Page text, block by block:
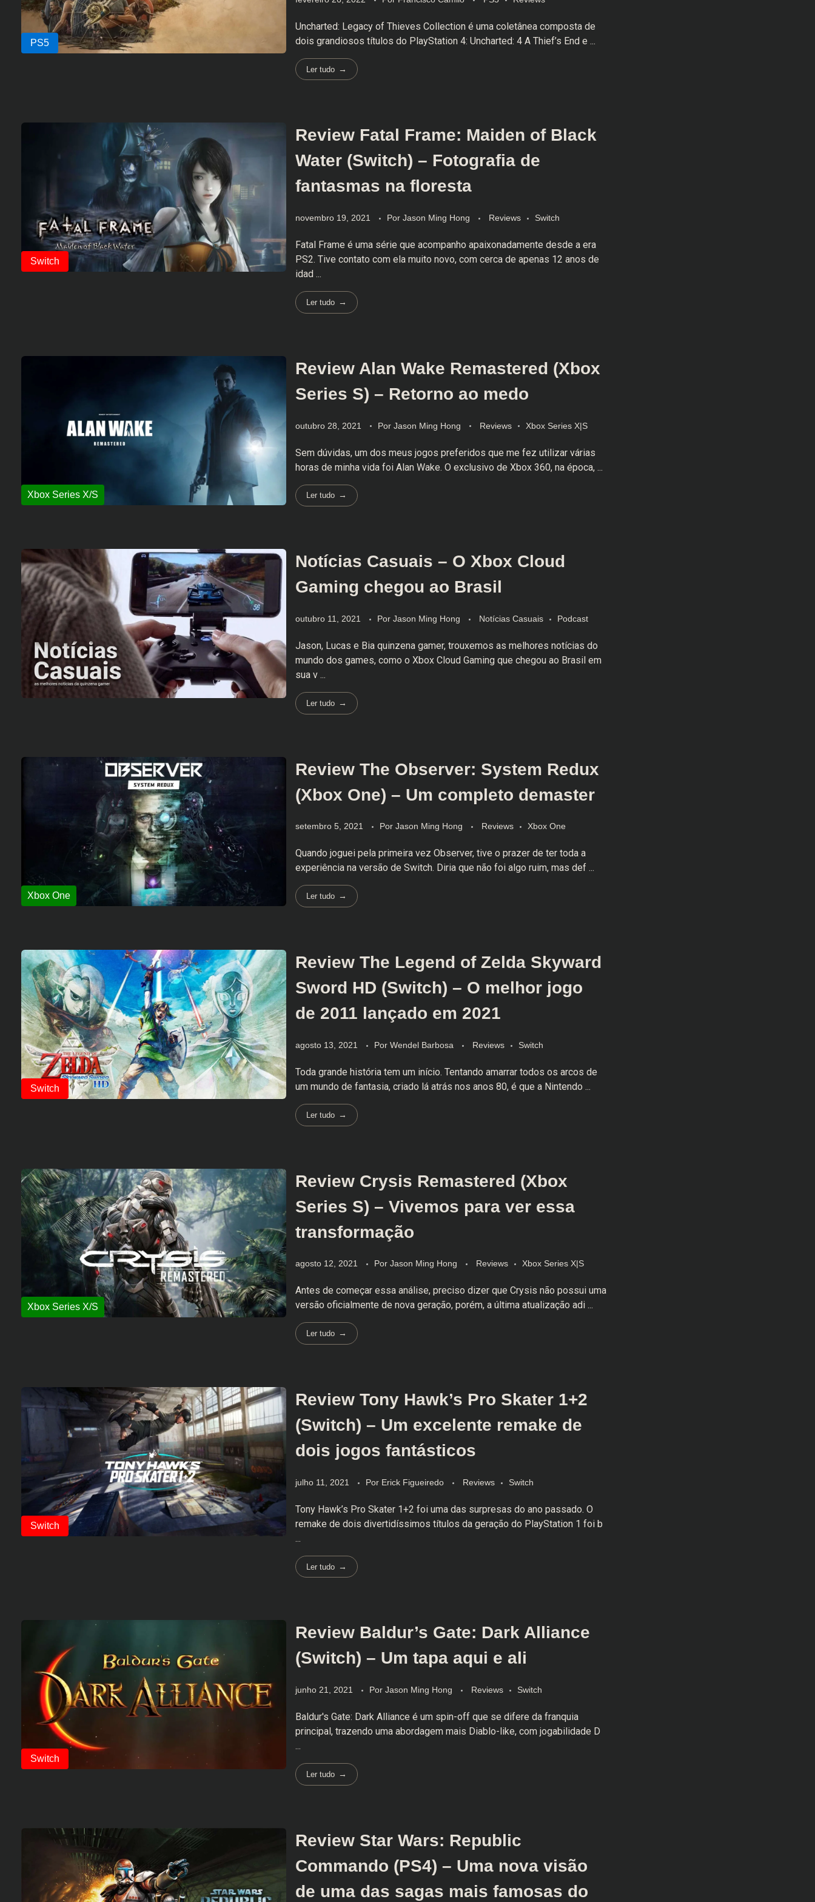
Uncharted: Legacy of Thieves Collection é uma coletânea composta de
dois grandiosos títulos do PlayStation 4: Uncharted: 4 A Thief’s End e ...
Ler tudo
Review Fatal Frame: Maiden of Black
Water (Switch) – Fotografia de
fantasmas na floresta
novembro 19, 2021 Por Jason Ming Hong Reviews Switch
Fatal Frame é uma série que acompanho apaixonadamente desde a era
PS2. Tive contato com ela muito novo, com cerca de apenas 12 anos de
idad ...
Ler tudo
Review Alan Wake Remastered (Xbox
Series S) – Retorno ao medo
outubro 28, 2021 Por Jason Ming Hong Reviews Xbox Series X|S
Sem dúvidas, um dos meus jogos preferidos que me fez utilizar várias
horas de minha vida foi Alan Wake. O exclusivo de Xbox 360, na época, ...
Ler tudo
Notícias Casuais – O Xbox Cloud
Gaming chegou ao Brasil
outubro 11, 2021 Por Jason Ming Hong Notícias Casuais Podcast
Jason, Lucas e Bia quinzena gamer, trouxemos as melhores notícias do
mundo dos games, como o Xbox Cloud Gaming que chegou ao Brasil em
sua v ...
Ler tudo
Review The Observer: System Redux
(Xbox One) – Um completo demaster
setembro 5, 2021 Por Jason Ming Hong Reviews Xbox One
Quando joguei pela primeira vez Observer, tive o prazer de ter toda a
experiência na versão de Switch. Diria que não foi algo ruim, mas def ...
Ler tudo
Review The Legend of Zelda Skyward
Sword HD (Switch) – O melhor jogo
de 2011 lançado em 2021
agosto 13, 2021 Por Wendel Barbosa Reviews Switch
Toda grande história tem um início. Tentando amarrar todos os arcos de
um mundo de fantasia, criado lá atrás nos anos 80, é que a Nintendo ...
Ler tudo
Review Crysis Remastered (Xbox
Series S) – Vivemos para ver essa
transformação
agosto 12, 2021 Por Jason Ming Hong Reviews Xbox Series X|S
Antes de começar essa análise, preciso dizer que Crysis não possui uma
versão oficialmente de nova geração, porém, a última atualização adi ...
Ler tudo
Review Tony Hawk’s Pro Skater 1+2
(Switch) – Um excelente remake de
dois jogos fantásticos
julho 11, 2021 Por Erick Figueiredo Reviews Switch
Tony Hawk’s Pro Skater 1+2 foi uma das surpresas do ano passado. O
remake de dois divertidíssimos títulos da geração do PlayStation 1 foi b
...
Ler tudo
Review Baldur’s Gate: Dark Alliance
(Switch) – Um tapa aqui e ali
junho 21, 2021 Por Jason Ming Hong Reviews Switch
Baldur's Gate: Dark Alliance é um spin-off que se difere da franquia
principal, trazendo uma abordagem mais Diablo-like, com jogabilidade D
...
Ler tudo
Review Star Wars: Republic
Commando (PS4) – Uma nova visão
de uma das sagas mais famosas do